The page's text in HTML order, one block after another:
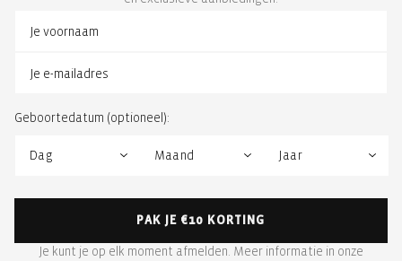
Geboortedatum (optioneel):
PAK JE €10 KORTING
Je kunt je op elk moment afmelden. Meer informatie in onze